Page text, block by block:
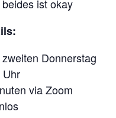
ist okay
Donnerstag
Uhr
via Zoom